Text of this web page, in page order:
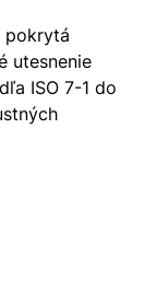
pokrytá
utesnenie
ISO 7-1 do